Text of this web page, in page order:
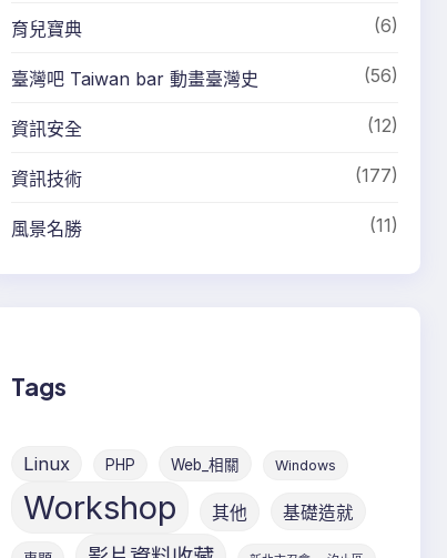
育兒寶典 (6)
臺灣吧 Taiwan bar 動畫臺灣史 (56)
資訊安全 (12)
資訊技術 (177)
風景名勝 (11)
Tags
Linux PHP Web_相關 Windows
Workshop 其他 基礎造就